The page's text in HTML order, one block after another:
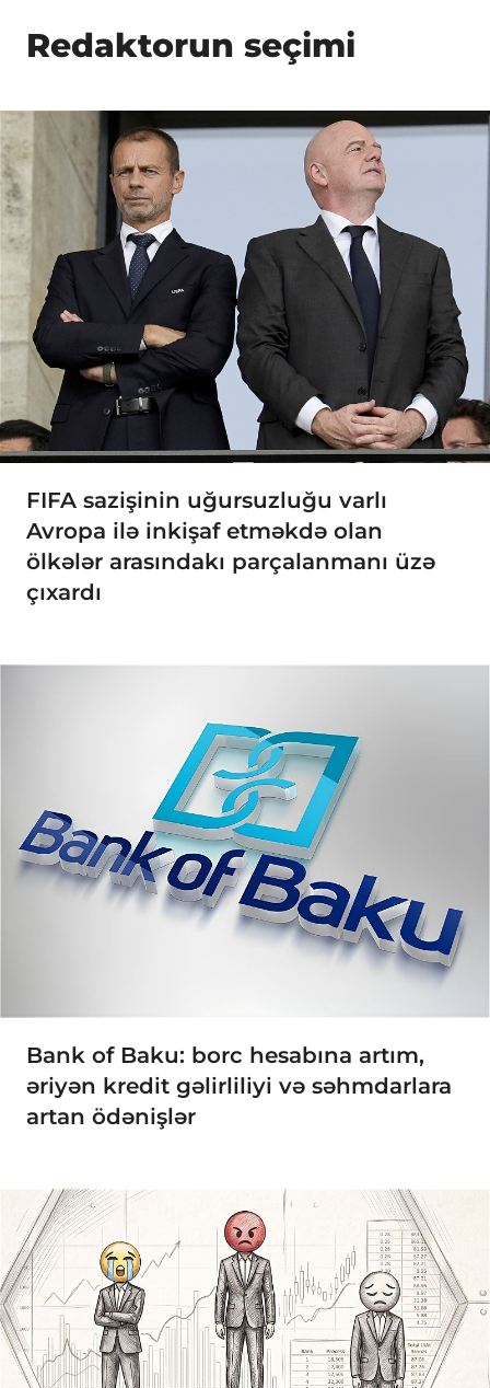
Redaktorun seçimi
FIFA sazişinin uğursuzluğu varlı
Avropa ilə inkişaf etməkdə olan
ölkələr arasındakı parçalanmanı üzə
çıxardı
Bank of Baku: borc hesabına artım,
əriyən kredit gəlirliliyi və səhmdarlara
artan ödənişlər